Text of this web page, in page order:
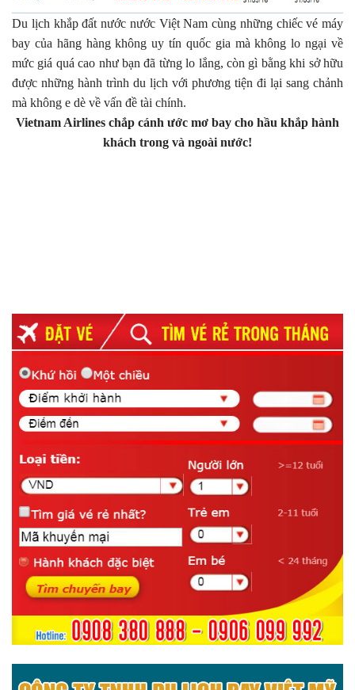
Du lịch khắp đất nước nước Việt Nam cùng những chiếc vé máy
bay của hãng hàng không uy tín quốc gia mà không lo ngại về
mức giá quá cao như bạn đã từng lo lắng, còn gì bằng khi sở hữu
được những hành trình du lịch với phương tiện đi lại sang chảnh
mà không e dè về vấn đề tài chính.
Vietnam Airlines chắp cánh ước mơ bay cho hầu khắp hành
khách trong và ngoài nước!